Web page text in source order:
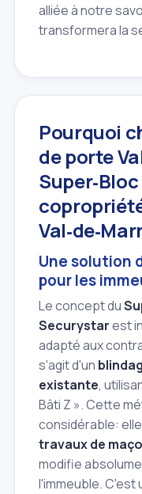
alliée à notre
transformera la
Pourquoi
de porte
Une solution
pour les
Le concept du
Securystarest
adapté aux
s'agit d'un
existante,
Bâti Z ». Cette
considérable:
travaux de
modifie
l'immeuble. C'est